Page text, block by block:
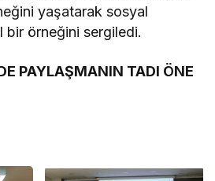
yaşatarak sosyal
bir örneğini sergiledi.
PAYLAŞMANIN TADI ÖNE